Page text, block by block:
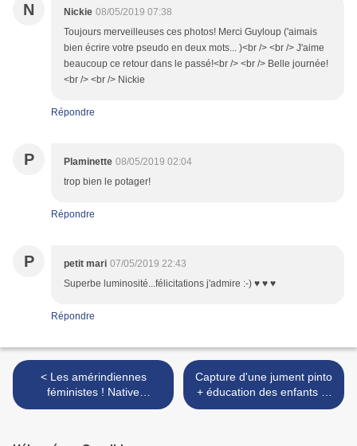
N Nickie 08/05/2019 07:38
Toujours merveilleuses ces photos! Merci Guyloup ('aimais
bien écrire votre pseudo en deux mots... )<br /> <br /> J'aime
beaucoup ce retour dans le passé!<br /> <br /> Belle journée!
<br /> <br /> Nickie
Répondre
P Plaminette 08/05/2019 02:04
trop bien le potager!
Répondre
P petit mari 07/05/2019 22:43
Superbe luminosité...félicitations j'admire :-) ♥ ♥ ♥
Répondre
< Les amérindiennes
féministes ! Native
american feminists !
Capture d'une jument pinto
+ éducation des enfants (+
fond d'écran) - Capture of a